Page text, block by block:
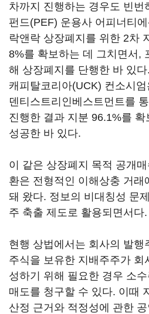
차까지 진행하는 경우도 빈번
펀드(PEF) 운용사 어피너티
락앤락 상장폐지를 위한 2차
8%를 확보하는 데 그치면서,
해 상장폐지를 단행한 바 있
캐피탈코리아(UCK) 컨소시
덴티스트리인베스트먼트를
진행한 결과 지분 96.1%를 확
성공한 바 있다.
이 같은 상장폐지 목적 공개
환은 전형적인 이해상충 거래
돼 왔다. 정보의 비대칭성 문
주 축출 제도로 활용되면서다.
현행 상법에서는 회사의 발행
주식을 보유한 지배주주가 회
성하기 위해 필요한 경우 소
매도를 청구할 수 있다. 이때
산정 근거와 적정성에 관한